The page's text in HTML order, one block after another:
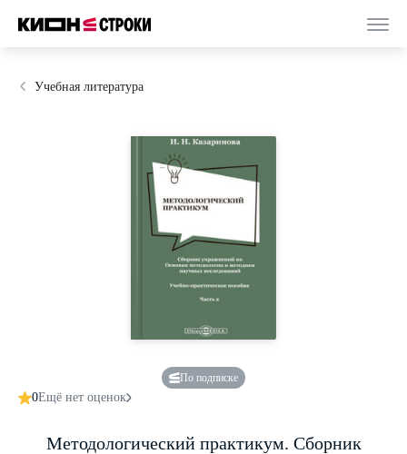
Учебная литература
По подписке
0Ещё нет оценок
Методологический практикум. Сборник